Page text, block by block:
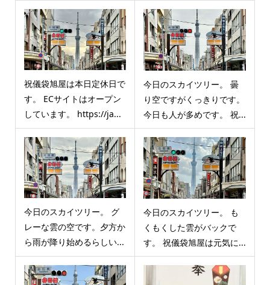
祝儀袋旭屋は本日定休日で
す。 ECサイトはオープン
しています。 https://ja...
今日のスカイツリー。 曇
り空ですがくっきりです。
今日も人が多めです。 祝...
今日のスカイツリー。 グ
レーな雲の空です。夕方か
ら雨が降り始めるらしい...
今日のスカイツリー。 も
くもくした雲がバックで
す。 祝儀袋旭屋は元気に...